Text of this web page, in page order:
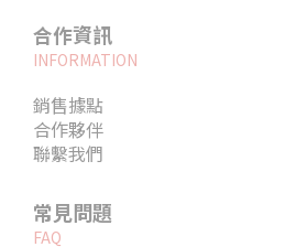
合作資訊
INFORMATION
銷售據點
合作夥伴
聯繫我們
常見問題
FAQ